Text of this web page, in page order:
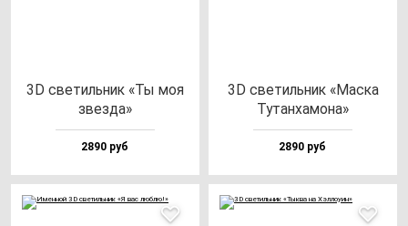
3D све­тиль­ник «Ты моя
звез­да»
2890 руб
3D све­тиль­ник «Мас­ка
Тутан­ха­мо­на»
2890 руб